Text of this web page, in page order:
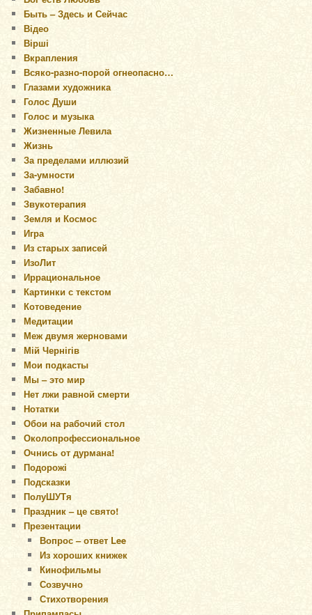
Быть – Здесь и Сейчас
Відео
Вірші
Вкрапления
Всяко-разно-порой огнеопасно…
Глазами художника
Голос Души
Голос и музыка
Жизненные Левила
Жизнь
За пределами иллюзий
За-умности
Забавно!
Звукотерапия
Земля и Космос
Игра
Из старых записей
ИзоЛит
Иррациональное
Картинки с текстом
Котоведение
Медитации
Меж двумя жерновами
Мій Чернігів
Мои подкасты
Мы – это мир
Нет лжи равной смерти
Нотатки
Обои на рабочий стол
Околопрофессиональное
Очнись от дурмана!
Подорожі
Подсказки
ПолуШУТя
Праздник – це свято!
Презентации
Вопрос – ответ Lee
Из хороших книжек
Кинофильмы
Созвучно
Стихотворения